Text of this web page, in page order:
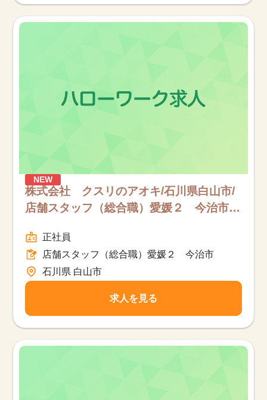
NEW
株式会社 クスリのアオキ/石川県白山市/
店舗スタッフ（総合職）愛媛２ 今治市/
正社員
店舗スタッフ（総合職）愛媛２ 今治市
石川県 白山市
求人を見る